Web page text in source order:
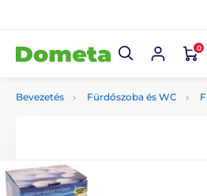
0
Bevezetés Fürdőszoba és WC